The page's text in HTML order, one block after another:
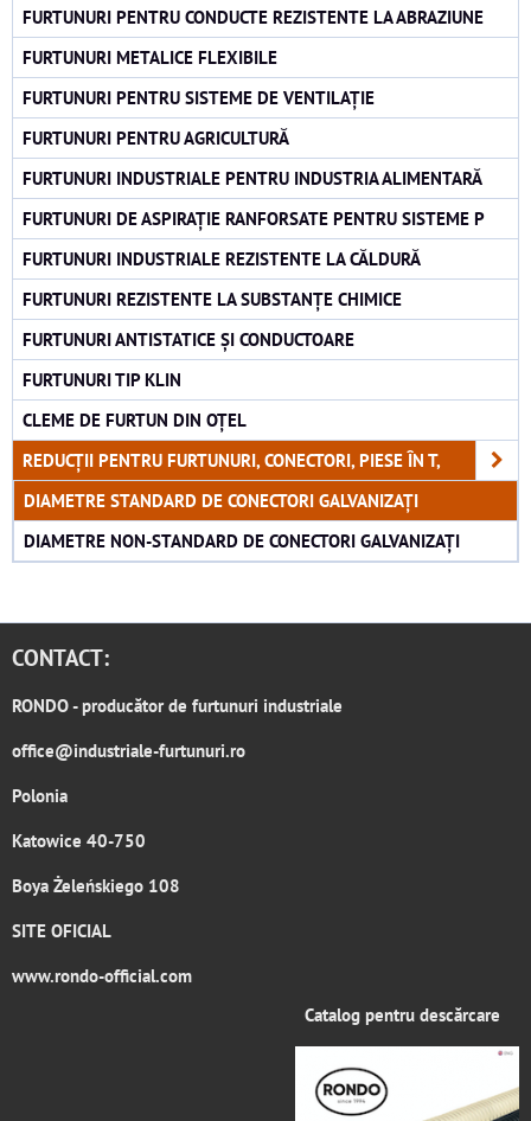
FURTUNURI PENTRU CONDUCTE REZISTENTE LA ABRAZIUNE
FURTUNURI METALICE FLEXIBILE
FURTUNURI PENTRU SISTEME DE VENTILAȚIE
FURTUNURI PENTRU AGRICULTURĂ
FURTUNURI INDUSTRIALE PENTRU INDUSTRIA ALIMENTARĂ
FURTUNURI DE ASPIRAȚIE RANFORSATE PENTRU SISTEME P
FURTUNURI INDUSTRIALE REZISTENTE LA CĂLDURĂ
FURTUNURI REZISTENTE LA SUBSTANȚE CHIMICE
FURTUNURI ANTISTATICE ȘI CONDUCTOARE
FURTUNURI TIP KLIN
CLEME DE FURTUN DIN OȚEL
REDUCȚII PENTRU FURTUNURI, CONECTORI, PIESE ÎN T,
DIAMETRE STANDARD DE CONECTORI GALVANIZAȚI
DIAMETRE NON-STANDARD DE CONECTORI GALVANIZAȚI
CONTACT:
RONDO- producător de furtunuri industriale
office@industriale-furtunuri.ro
Polonia
Katowice 40-750
Boya Żeleńskiego 108
SITE OFICIAL
www.rondo-official.com
Catalog pentru descărcare